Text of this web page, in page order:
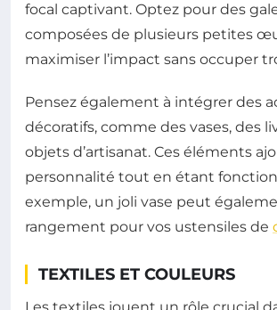
focal captivant. Optez pour des
composées de plusieurs petites
maximiser l’impact sans occuper
Pensez également à intégrer des
décoratifs, comme des vases, des
objets d’artisanat. Ces éléments
personnalité tout en étant
exemple, un joli vase peut
rangement pour vos ustensiles de
TEXTILES ET COULEURS